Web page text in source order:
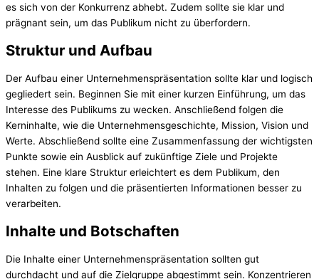
es sich von der Konkurrenz abhebt. Zudem sollte sie klar und
prägnant sein, um das Publikum nicht zu überfordern.
Struktur und Aufbau
Der Aufbau einer Unternehmenspräsentation sollte klar und logisch
gegliedert sein. Beginnen Sie mit einer kurzen Einführung, um das
Interesse des Publikums zu wecken. Anschließend folgen die
Kerninhalte, wie die Unternehmensgeschichte, Mission, Vision und
Werte. Abschließend sollte eine Zusammenfassung der wichtigsten
Punkte sowie ein Ausblick auf zukünftige Ziele und Projekte
stehen. Eine klare Struktur erleichtert es dem Publikum, den
Inhalten zu folgen und die präsentierten Informationen besser zu
verarbeiten.
Inhalte und Botschaften
Die Inhalte einer Unternehmenspräsentation sollten gut
durchdacht und auf die Zielgruppe abgestimmt sein. Konzentrieren